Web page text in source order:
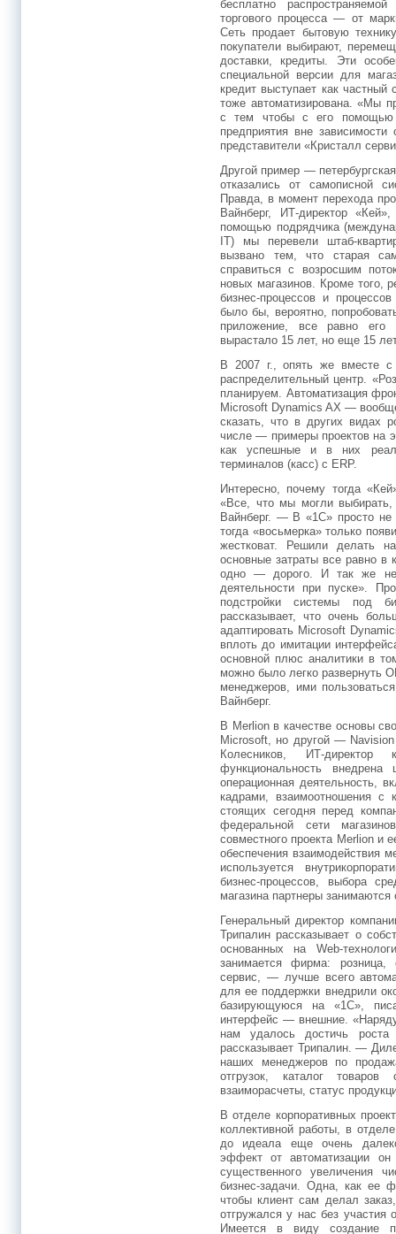
бесплатно
торгового процесса — от
Сеть продает бытовую
покупатели выбирают,
доставки, кредиты. Эти
специальной версии для
кредит выступает как
тоже автоматизирована. «Мы
с тем чтобы с его помощью
предприятия вне
представители «Кристалл
Другой пример —
отказались от самописной
Правда, в момент перехода
Вайнберг, ИТ-директор
помощью подрядчика
IT) мы перевели штаб-
вызвано тем, что старая
справиться с возросшим
новых магазинов. Кроме того,
бизнес-процессов и
было бы, вероятно,
приложение, все равно
вырастало 15 лет, но еще 15
В 2007 г., опять же вместе с
распределительный центр.
планируем. Автоматизация
Microsoft Dynamics AX —
сказать, что в других видах
числе — примеры проектов на
как успешные и в них
терминалов (касс) с ERP.
Интересно, почему тогда
«Все, что мы могли
Вайнберг. — В «1С» просто
тогда «восьмерка» только
жестковат. Решили делать
основные затраты все равно в
одно — дорого. И так же
деятельности при пуске».
подстройки системы под
рассказывает, что очень
адаптировать Microsoft
вплоть до имитации
основной плюс аналитики в
можно было легко развернуть
менеджеров, ими
Вайнберг.
В Merlion в качестве основы
Microsoft, но другой —
Колесников, ИТ-директор
функциональность внедрена
операционная деятельность,
кадрами, взаимоотношения с
стоящих сегодня перед
федеральной сети
совместного проекта Merlion и
обеспечения взаимодействия
используется
бизнес-процессов, выбора
магазина партнеры занимаются
Генеральный директор
Трипалин рассказывает о
основанных на Web-
занимается фирма: розница,
сервис, — лучше всего
для ее поддержки внедрили
базирующуюся на «1С»,
интерфейс — внешние.
нам удалось достичь
рассказывает Трипалин. —
наших менеджеров по
отгрузок, каталог
взаиморасчеты, статус
В отделе корпоративных
коллективной работы, в
до идеала еще очень
эффект от автоматизации
существенного увеличения
бизнес-задачи. Одна, как ее
чтобы клиент сам делал
отгружался у нас без
Имеется в виду создание